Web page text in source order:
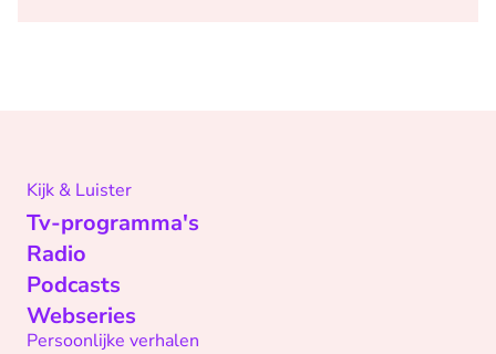
Kijk & Luister
Tv-programma's
Radio
Podcasts
Webseries
Persoonlijke verhalen